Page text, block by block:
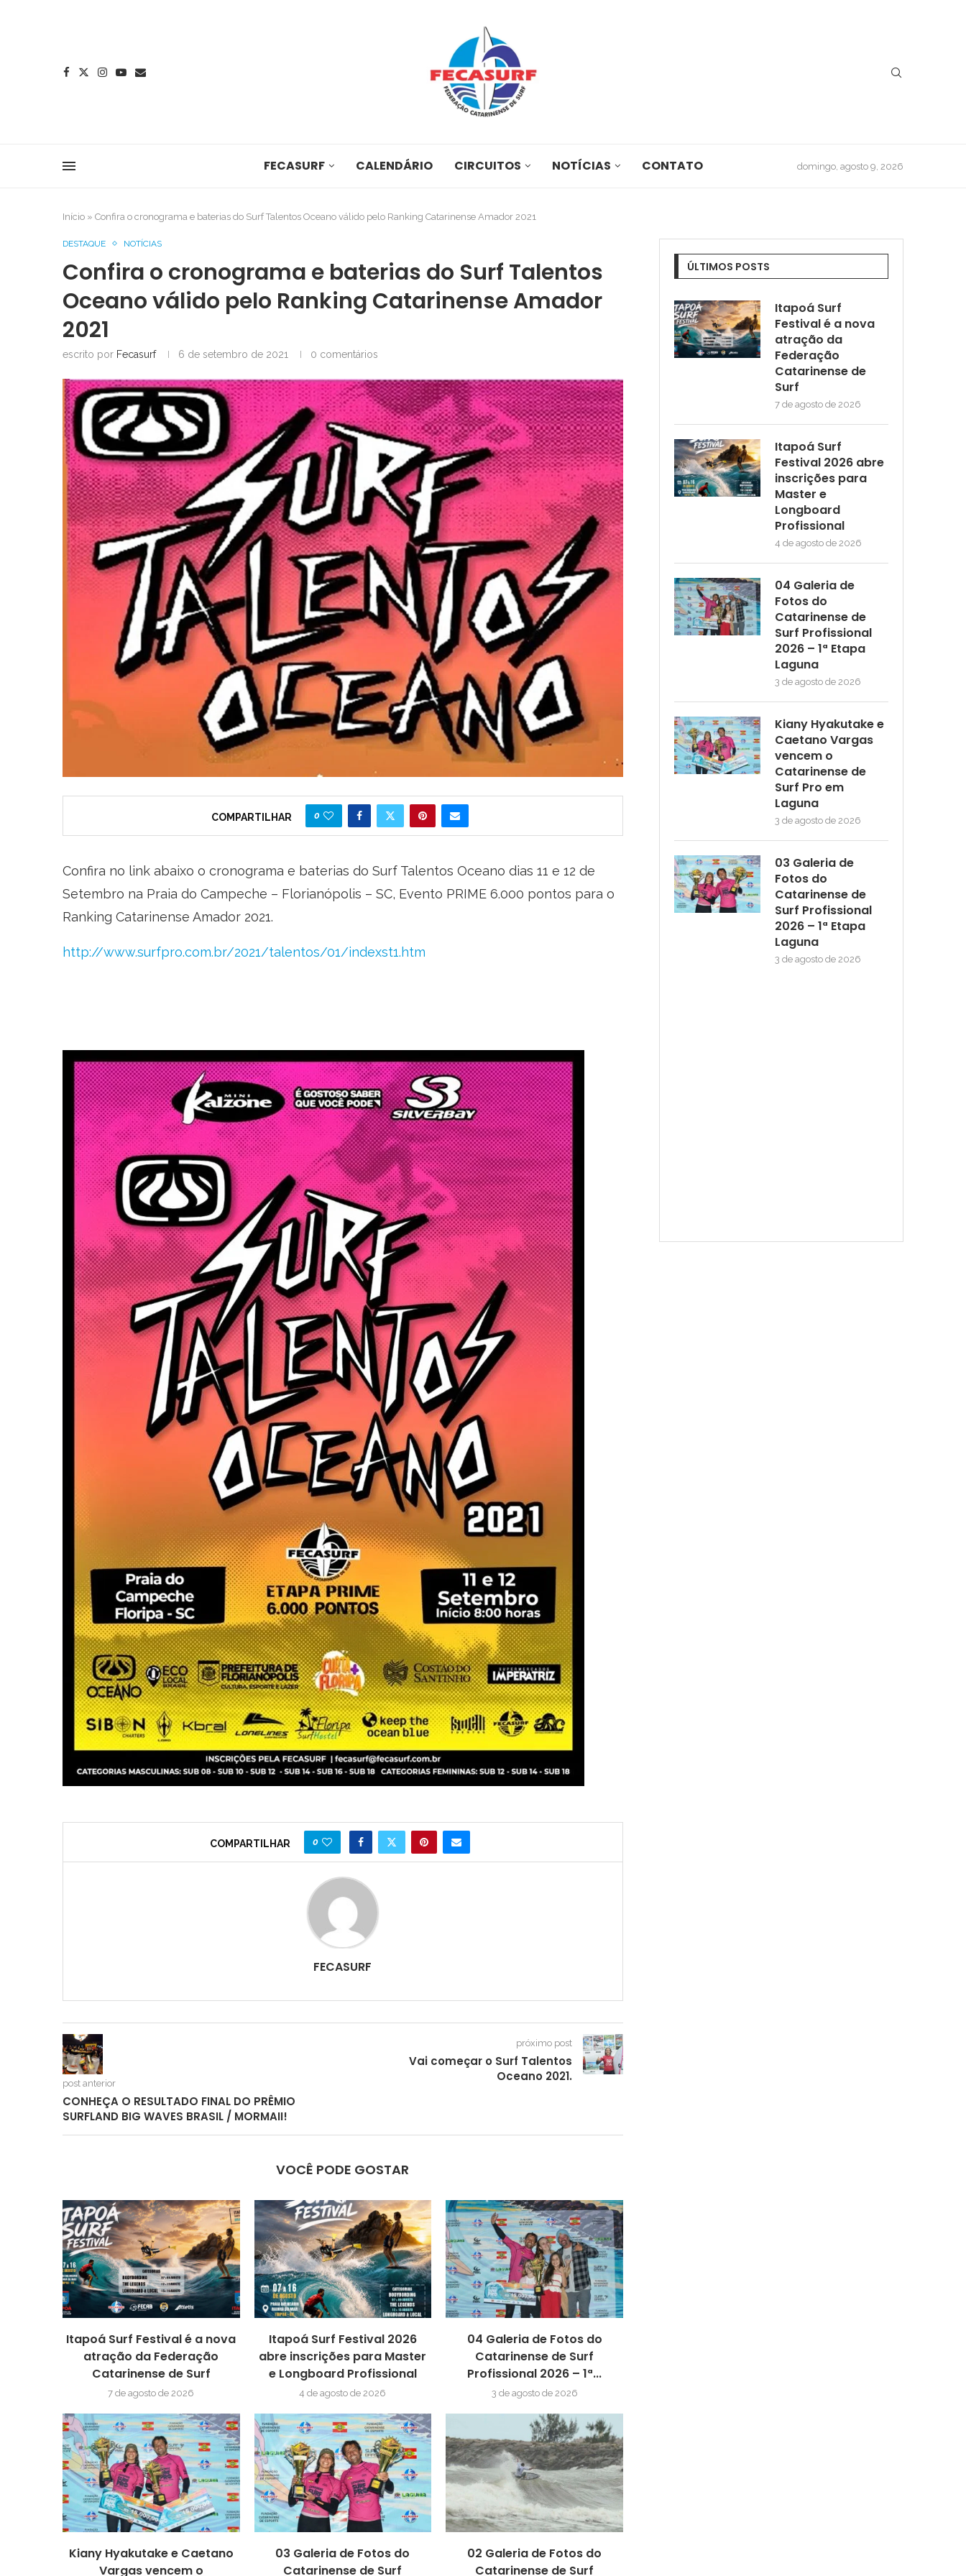
FECASURF CALENDÁRIO CIRCUITOS NOTÍCIAS CONTATO domingo, agosto 9, 2026
Início » Confira o cronograma e baterias do Surf Talentos Oceano válido pelo Ranking Catarinense Amador 2021
DESTAQUE NOTÍCIAS
Confira o cronograma e baterias do Surf Talentos
Oceano válido pelo Ranking Catarinense Amador
2021
escrito por Fecasurf 6 de setembro de 2021 0 comentários
COMPARTILHAR 0
Confira no link abaixo o cronograma e baterias do Surf Talentos Oceano dias 11 e 12 de
Setembro na Praia do Campeche – Florianópolis – SC, Evento PRIME 6.000 pontos para o
Ranking Catarinense Amador 2021.
http://www.surfpro.com.br/2021/talentos/01/indexst1.htm
COMPARTILHAR 0
FECASURF
post anterior
CONHEÇA O RESULTADO FINAL DO PRÊMIO
SURFLAND BIG WAVES BRASIL / MORMAII!
próximo post
Vai começar o Surf Talentos
Oceano 2021.
VOCÊ PODE GOSTAR
Itapoá Surf Festival é a nova
atração da Federação
Catarinense de Surf
7 de agosto de 2026
Itapoá Surf Festival 2026
abre inscrições para Master
e Longboard Profissional
4 de agosto de 2026
04 Galeria de Fotos do
Catarinense de Surf
Profissional 2026 – 1ª...
3 de agosto de 2026
Kiany Hyakutake e Caetano
Vargas vencem o
03 Galeria de Fotos do
Catarinense de Surf
02 Galeria de Fotos do
Catarinense de Surf
ÚLTIMOS POSTS
Itapoá Surf
Festival é a nova
atração da
Federação
Catarinense de
Surf
7 de agosto de 2026
Itapoá Surf
Festival 2026 abre
inscrições para
Master e
Longboard
Profissional
4 de agosto de 2026
04 Galeria de
Fotos do
Catarinense de
Surf Profissional
2026 – 1ª Etapa
Laguna
3 de agosto de 2026
Kiany Hyakutake e
Caetano Vargas
vencem o
Catarinense de
Surf Pro em
Laguna
3 de agosto de 2026
03 Galeria de
Fotos do
Catarinense de
Surf Profissional
2026 – 1ª Etapa
Laguna
3 de agosto de 2026